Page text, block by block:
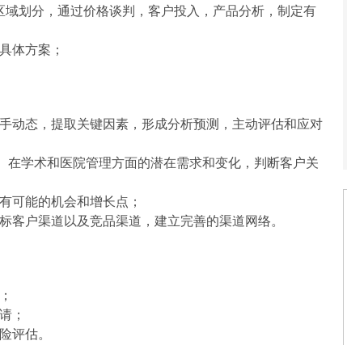
划分，通过价格谈判，客户投入，产品分析，制定有
体方案；
动态，提取关键因素，形成分析预测，主动评估和应对
学术和医院管理方面的潜在需求和变化，判断客户关
可能的机会和增长点；
户渠道以及竞品渠道，建立完善的渠道网络。
；
评估。